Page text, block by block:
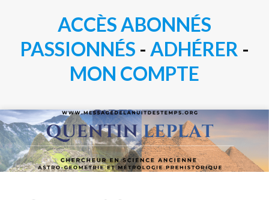
ACCÈS ABONNÉS
PASSIONNÉS - ADHÉRER -
MON COMPTE